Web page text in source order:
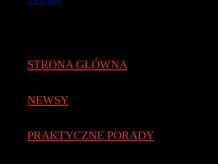
STRONA GŁÓWNA
NEWSY
PRAKTYCZNE PORADY